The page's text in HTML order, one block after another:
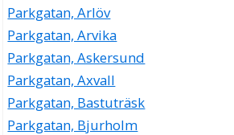
Parkgatan, Arlöv
Parkgatan, Arvika
Parkgatan, Askersund
Parkgatan, Axvall
Parkgatan, Bastuträsk
Parkgatan, Bjurholm